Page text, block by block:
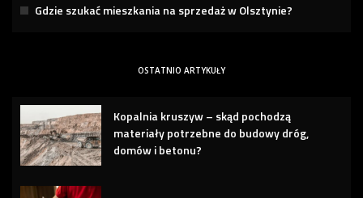
Gdzie szukać mieszkania na sprzedaż w Olsztynie?
OSTATNIO ARTYKUŁY
Kopalnia kruszyw – skąd pochodzą
materiały potrzebne do budowy dróg,
domów i betonu?